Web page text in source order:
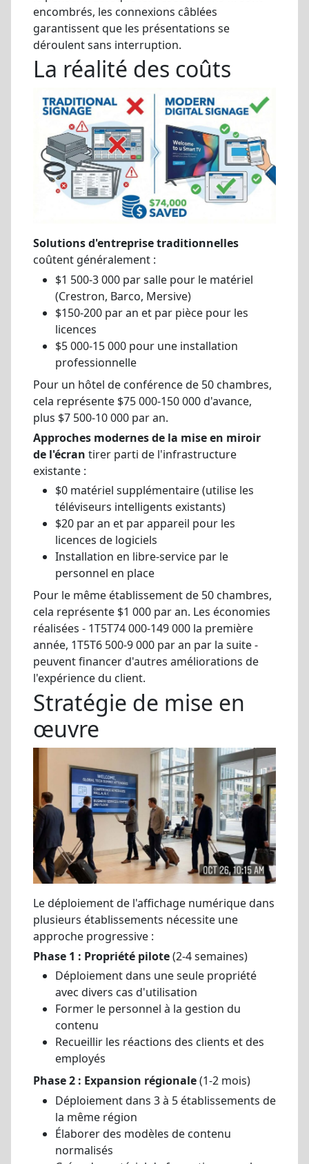
encombrés, les connexions câblées
garantissent que les présentations se
déroulent sans interruption.
La réalité des coûts
Solutions d'entreprise traditionnelles
coûtent généralement :
$1 500-3 000 par salle pour le matériel
(Crestron, Barco, Mersive)
$150-200 par an et par pièce pour les
licences
$5 000-15 000 pour une installation
professionnelle
Pour un hôtel de conférence de 50 chambres,
cela représente $75 000-150 000 d'avance,
plus $7 500-10 000 par an.
Approches modernes de la mise en miroir
de l'écran tirer parti de l'infrastructure
existante :
$0 matériel supplémentaire (utilise les
téléviseurs intelligents existants)
$20 par an et par appareil pour les
licences de logiciels
Installation en libre-service par le
personnel en place
Pour le même établissement de 50 chambres,
cela représente $1 000 par an. Les économies
réalisées - 1T5T74 000-149 000 la première
année, 1T5T6 500-9 000 par an par la suite -
peuvent financer d'autres améliorations de
l'expérience du client.
Stratégie de mise en
œuvre
Le déploiement de l'affichage numérique dans
plusieurs établissements nécessite une
approche progressive :
Phase 1 : Propriété pilote(2-4 semaines)
Déploiement dans une seule propriété
avec divers cas d'utilisation
Former le personnel à la gestion du
contenu
Recueillir les réactions des clients et des
employés
Phase 2 : Expansion régionale(1-2 mois)
Déploiement dans 3 à 5 établissements de
la même région
Élaborer des modèles de contenu
normalisés